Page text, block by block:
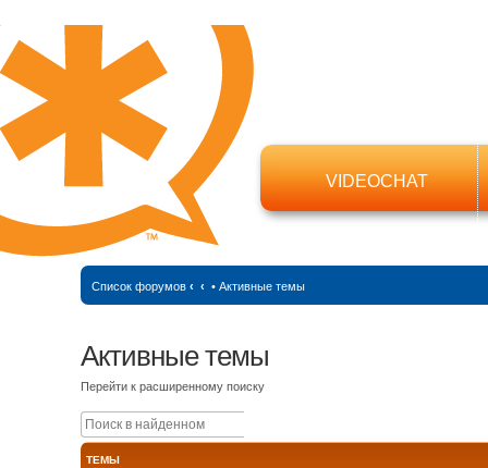
VIDEOCHAT
Список форумов ‹ ‹ • Активные темы
Активные темы
Перейти к расширенному поиску
ТЕМЫ